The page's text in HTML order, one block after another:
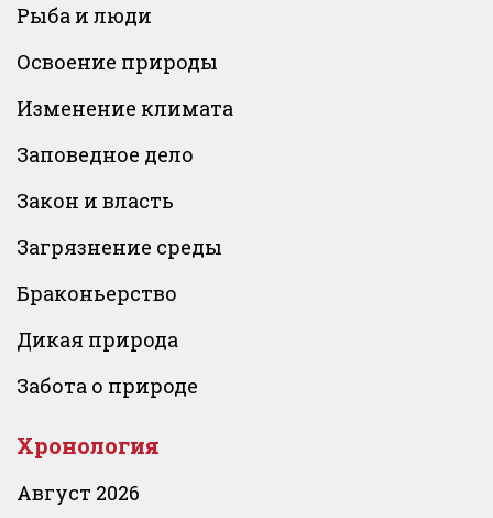
Рыба и люди
Освоение природы
Изменение климата
Заповедное дело
Закон и власть
Загрязнение среды
Браконьерство
Дикая природа
Забота о природе
Хронология
Август 2026